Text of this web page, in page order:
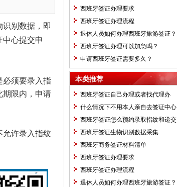
别数据，即
心提交申
须要录入指
期限内，申请
许录入指纹
西班牙签证办理要求
西班牙签证办理流程
退休人员如何办理西班牙旅游签证？
西班牙签证办理可以加急吗？
申请西班牙签证需要多久？
本类推荐
西班牙签证自己办理或者找代理办
理，需要的操作的流程有哪些？
什么情况下不用本人亲自去签证中心
呢？
西班牙签证怎么预约录取指纹和递交
材料的时间呢？
西班牙签证生物识别数据采集
西班牙商务签证材料清单
西班牙签证办理要求
西班牙签证办理流程
退休人员如何办理西班牙旅游签证？